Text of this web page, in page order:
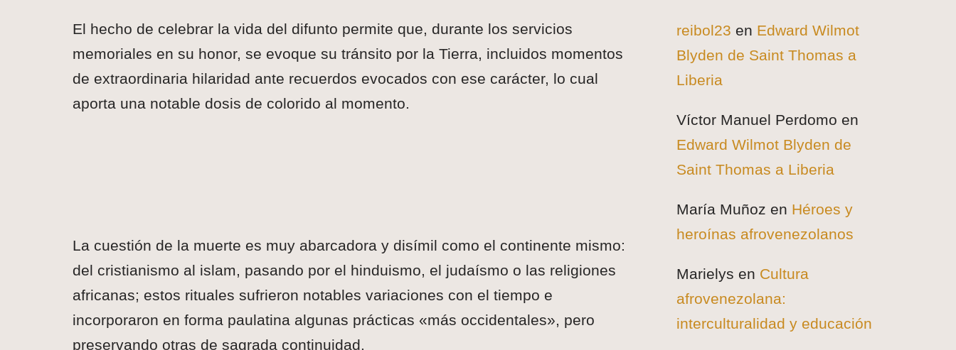
El hecho de celebrar la vida del difunto permite que, durante los servicios
memoriales en su honor, se evoque su tránsito por la Tierra, incluidos momentos
de extraordinaria hilaridad ante recuerdos evocados con ese carácter, lo cual
aporta una notable dosis de colorido al momento.
La cuestión de la muerte es muy abarcadora y disímil como el continente mismo:
del cristianismo al islam, pasando por el hinduismo, el judaísmo o las religiones
africanas; estos rituales sufrieron notables variaciones con el tiempo e
incorporaron en forma paulatina algunas prácticas «más occidentales», pero
preservando otras de sagrada continuidad.
reibol23 en Edward Wilmot
Blyden de Saint Thomas a
Liberia
Víctor Manuel Perdomo en
Edward Wilmot Blyden de
Saint Thomas a Liberia
María Muñoz en Héroes y
heroínas afrovenezolanos
Marielys en Cultura
afrovenezolana:
interculturalidad y educación